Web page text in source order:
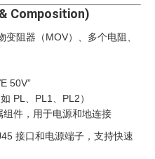
Composition)
变阻器（MOV）、多个电阻、
50V”
PL、PL1、PL2）
组件，用于电源和地连接
接口和电源端子，支持快速